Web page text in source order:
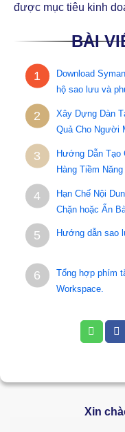
được mục tiêu kinh
BÀI
1
Download
hộ sao lưu và
2
Xây Dựng Dàn
Quả Cho Người
3
Hướng Dẫn Tạo
Hàng Tiềm
4
Hạn Chế Nội
Chặn hoặc Ẩn
5 Hướng dẫn sao
6
Tổng hợp phím
Workspace.
Xin